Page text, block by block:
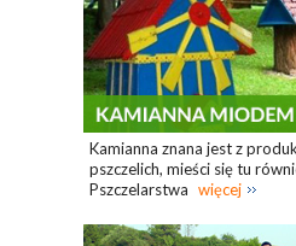
Kamianna znana jest z
pszczelich, mieści się tu
Pszczelarstwa więcej